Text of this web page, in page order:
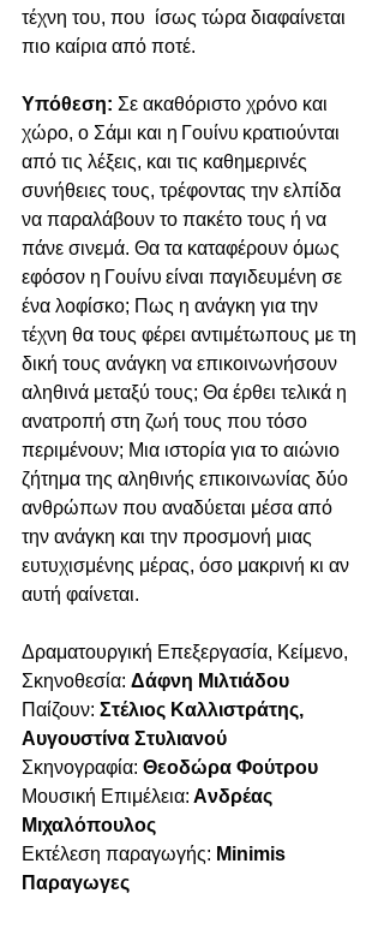
τέχνη του, που  ίσως τώρα διαφαίνεται
πιο καίρια από ποτέ.
Υπόθεση: Σε ακαθόριστο χρόνο και
χώρο, ο Σάμι και η Γουίνυ κρατιούνται
από τις λέξεις, και τις καθημερινές
συνήθειες τους, τρέφοντας την ελπίδα
να παραλάβουν το πακέτο τους ή να
πάνε σινεμά. Θα τα καταφέρουν όμως
εφόσον η Γουίνυ είναι παγιδευμένη σε
ένα λοφίσκο; Πως η ανάγκη για την
τέχνη θα τους φέρει αντιμέτωπους με τη
δική τους ανάγκη να επικοινωνήσουν
αληθινά μεταξύ τους; Θα έρθει τελικά η
ανατροπή στη ζωή τους που τόσο
περιμένουν; Μια ιστορία για το αιώνιο
ζήτημα της αληθινής επικοινωνίας δύο
ανθρώπων που αναδύεται μέσα από
την ανάγκη και την προσμονή μιας
ευτυχισμένης μέρας, όσο μακρινή κι αν
αυτή φαίνεται.
Δραματουργική Επεξεργασία, Κείμενο,
Σκηνοθεσία: Δάφνη Μιλτιάδου
Παίζουν: Στέλιος Καλλιστράτης,
Αυγουστίνα Στυλιανού
Σκηνογραφία: Θεοδώρα Φούτρου
Μουσική Επιμέλεια: Aνδρέας
Μιχαλόπουλος
Εκτέλεση παραγωγής: Minimis
Παραγωγες